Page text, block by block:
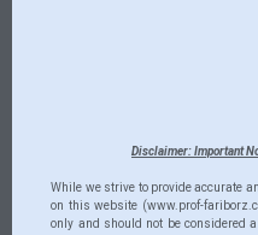
Disclaimer: Important
While we strive to provide accurate
on this website (www.prof-
only and should not be considered